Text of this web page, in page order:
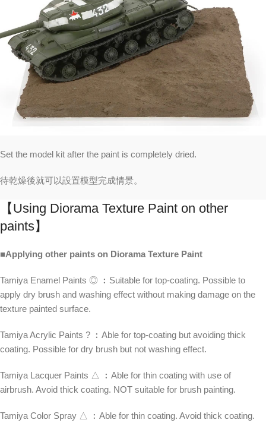
Set the model kit after the paint is completely dried.
待乾燥後就可以設置模型完成情景。
【Using Diorama Texture Paint on other
paints】
■Applying other paints on Diorama Texture Paint
Tamiya Enamel Paints ◎ ︰Suitable for top-coating. Possible to
apply dry brush and washing effect without making damage on the
texture painted surface.
Tamiya Acrylic Paints ? ︰Able for top-coating but avoiding thick
coating. Possible for dry brush but not washing effect.
Tamiya Lacquer Paints △ ︰Able for thin coating with use of
airbrush. Avoid thick coating. NOT suitable for brush painting.
Tamiya Color Spray △ ︰Able for thin coating. Avoid thick coating.